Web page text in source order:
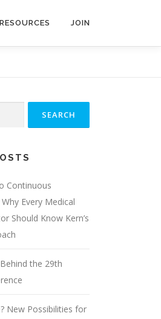
RESOURCES JOIN
Continuous
Every Medical
Should Know Kern’s
the 29th
New Possibilities for